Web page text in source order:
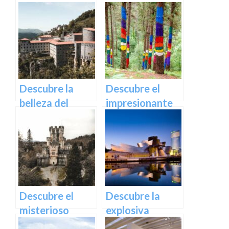
Descubre la vida
de las aves en
plena
naturaleza
vasca en
Euskadi
de la cascada de
Gujuli en Álava,
un paraíso
escondido en el
norte de España
Descubre la
belleza del
Arantzazu en
Guipuzcoa –
Guía turística y
cultural
Descubre el
impresionante
Bosque de Oma
en Vizcaya
Descubre el
misterioso
encanto del
Descubre la
explosiva
arquitectura del